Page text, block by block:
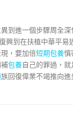
到進一個步驟周全
興到在扶植中華平易
，要加倍短期包養慎
包養自己的罪過，
族回復偉業不竭推向進